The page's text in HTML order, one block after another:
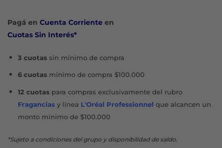
Pagá en Cuenta Corriente en
Cuotas Sin Interés*
3 cuotassin mínimo de compra
6 cuotasmínimo de compra $100.000
12 cuotaspara compras exclusivamente del rubro
Fraganciasy línea L'Oréal Professionnel que alcancen un
monto mínimo de $100.000
*Sujeto a condiciones del grupo y disponibilidad de saldo.